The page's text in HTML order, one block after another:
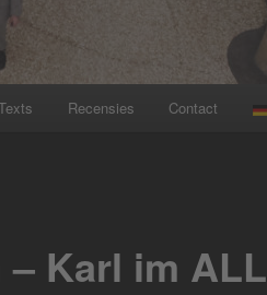
Recensies Contact
Karl im ALL